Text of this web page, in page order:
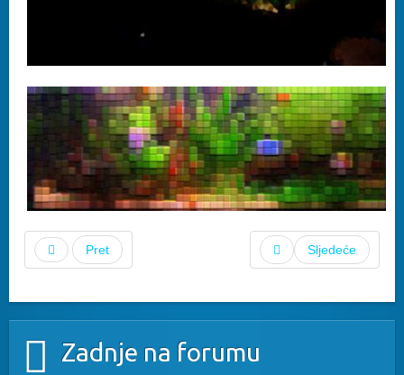
Pret Sljedeće
Zadnje na forumu